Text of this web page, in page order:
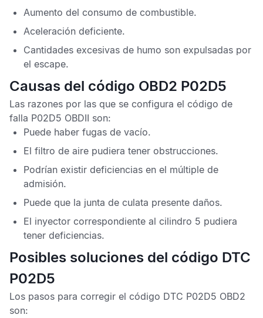
Aumento del consumo de combustible.
Aceleración deficiente.
Cantidades excesivas de humo son expulsadas por
el escape.
Causas del código OBD2 P02D5
Las razones por las que se configura el código de
falla P02D5 OBDII son:
Puede haber fugas de vacío.
El filtro de aire pudiera tener obstrucciones.
Podrían existir deficiencias en el múltiple de
admisión.
Puede que la junta de culata presente daños.
El inyector correspondiente al cilindro 5 pudiera
tener deficiencias.
Posibles soluciones del código DTC
P02D5
Los pasos para corregir el código DTC P02D5 OBD2
son: